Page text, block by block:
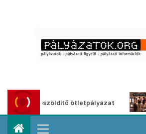
Városzöldítő ötletpályázat